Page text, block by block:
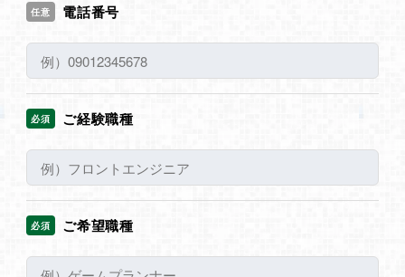
任意 電話番号
必須 ご経験職種
必須 ご希望職種